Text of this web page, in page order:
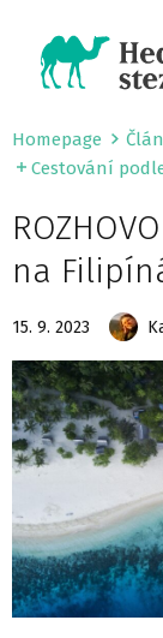
Homepage
Cestování
na
15. 9. 2023